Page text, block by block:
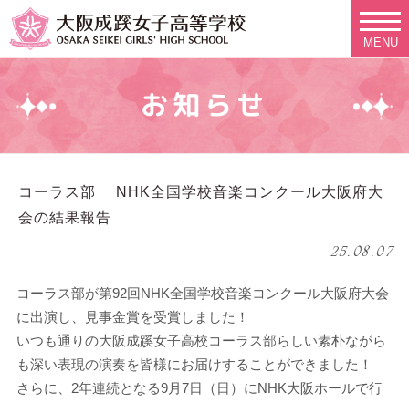
MENU
お知らせ
コーラス部 NHK全国学校音楽コンクール大阪府大
会の結果報告
25.08.07
コーラス部が第92回NHK全国学校音楽コンクール大阪府大会
に出演し、見事金賞を受賞しました！
いつも通りの大阪成蹊女子高校コーラス部らしい素朴ながら
も深い表現の演奏を皆様にお届けすることができました！
さらに、2年連続となる9月7日（日）にNHK大阪ホールで行